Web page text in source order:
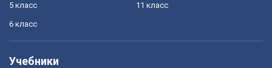
5 класс
6 класс
11 класс
Учебники